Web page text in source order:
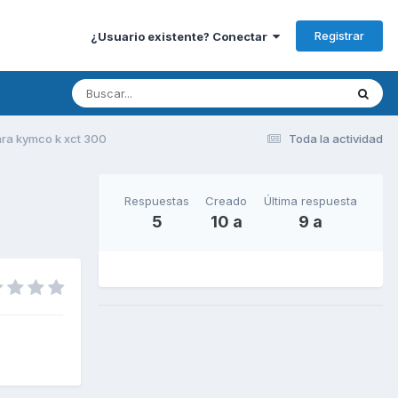
¿Usuario existente? Conectar Registrar
Toda la actividad
kymco k xct 300
Respuestas
5
Creado
10 a
Última respuesta
9 a